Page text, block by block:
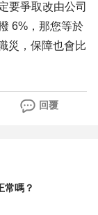
要爭取改由公司
6%，那您等於
災，保障也會比
回覆
常嗎？